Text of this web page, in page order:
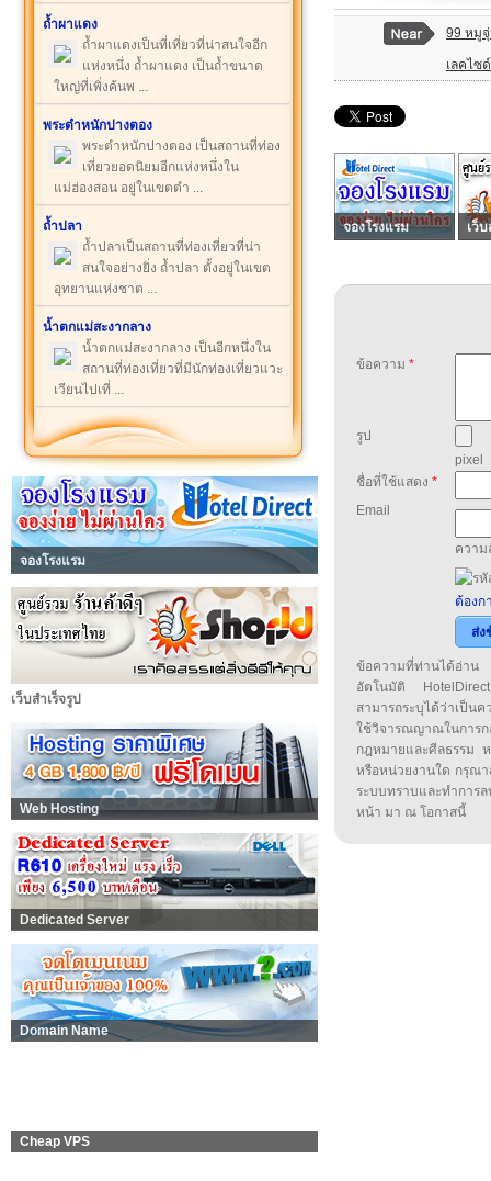
ถ้ำผาแดง
ถ้ำผาแดงเป็นที่เที่ยวที่น่าสนใจอีก
แห่งหนึ่ง ถ้ำผาแดง เป็นถ้ำขนาด
ใหญ่ที่เพิ่งค้นพ ...
พระตำหนักปางตอง
พระตำหนักปางตอง เป็นสถานที่ท่อง
เที่ยวยอดนิยมอีกแห่งหนึ่งใน
แม่ฮ่องสอน อยู่ในเขตตำ ...
ถ้ำปลา
ถ้ำปลาเป็นสถานที่ท่องเที่ยวที่น่า
สนใจอย่างยิ่ง ถ้ำปลา ตั้งอยู่ในเขต
อุทยานแห่งชาต ...
น้ำตกแม่สะงากลาง
น้ำตกแม่สะงากลาง เป็นอีกหนึ่งใน
สถานที่ท่องเที่ยวที่มีนักท่องเที่ยวแวะ
เวียนไปเที่ ...
จองโรงแรม
เว็บสำเร็จรูป
Web Hosting
Dedicated Server
Domain Name
Cheap VPS
99 หมู
เลคไซ
จองโรงแรม เว็
ข้อความ *
รูป
pixel
ชื่อที่ใช้แสดง *
Email
ความ
ต้องก
ส่ง
ข้อความที่ท่านได้อ่าน
อัตโนมัติ
สามารถระบุได้ว่าเป็น
ใช้วิจารณญาณในกา
กฎหมายและศีลธรรม
หรือหน่วยงานใด กรุณา
ระบบทราบและทำกา
หน้า มา ณ โอกาสนี้